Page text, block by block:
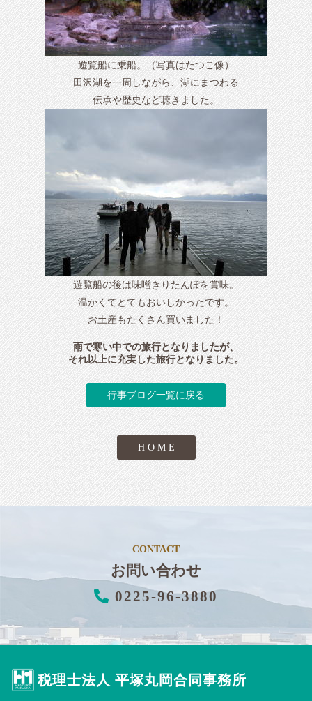
遊覧船に乗船。（写真はたつこ像）
田沢湖を一周しながら、湖にまつわる
伝承や歴史など聴きました。
遊覧船の後は味噌きりたんぽを賞味。
温かくてとてもおいしかったです。
お土産もたくさん買いました！
雨で寒い中での旅行となりましたが、
それ以上に充実した旅行となりました。
行事ブログ一覧に戻る
H O M E
CONTACT
お問い合わせ
0225-96-3880
税理士法人 平塚丸岡合同事務所